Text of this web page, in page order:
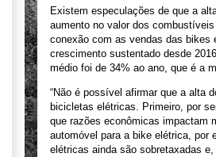
Existem especulações de que a
aumento no valor dos
conexão com as vendas das bikes
crescimento sustentado desde
médio foi de 34% ao ano, que é a
“Não é possível afirmar que a alta
bicicletas elétricas. Primeiro, por
que razões econômicas impactam
automóvel para a bike elétrica, por
elétricas ainda são sobretaxadas